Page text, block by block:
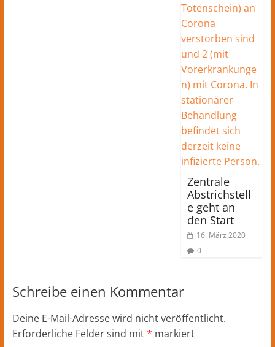
Zentrale
Abstrichstell
e geht an
den Start
16. März 2020
0
Schreibe einen Kommentar
Deine E-Mail-Adresse wird nicht veröffentlicht.
Erforderliche Felder sind mit* markiert